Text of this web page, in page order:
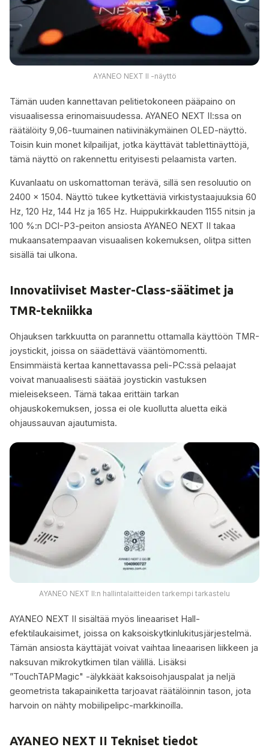
AYANEO NEXT II -näyttö
Tämän uuden kannettavan pelitietokoneen pääpaino on
visuaalisessa erinomaisuudessa. AYANEO NEXT II:ssa on
räätälöity 9,06-tuumainen natiivinäkymäinen OLED-näyttö.
Toisin kuin monet kilpailijat, jotka käyttävät tablettinäyttöjä,
tämä näyttö on rakennettu erityisesti pelaamista varten.
Kuvanlaatu on uskomattoman terävä, sillä sen resoluutio on
2400 x 1504. Näyttö tukee kytkettäviä virkistystaajuuksia 60
Hz, 120 Hz, 144 Hz ja 165 Hz. Huippukirkkauden 1155 nitsin ja
100 %:n DCI-P3-peiton ansiosta AYANEO NEXT II takaa
mukaansatempaavan visuaalisen kokemuksen, olitpa sitten
sisällä tai ulkona.
Innovatiiviset Master-Class-säätimet ja
TMR-tekniikka
Ohjauksen tarkkuutta on parannettu ottamalla käyttöön TMR-
joystickit, joissa on säädettävä vääntömomentti.
Ensimmäistä kertaa kannettavassa peli-PC:ssä pelaajat
voivat manuaalisesti säätää joystickin vastuksen
mieleisekseen. Tämä takaa erittäin tarkan
ohjauskokemuksen, jossa ei ole kuollutta aluetta eikä
ohjaussauvan ajautumista.
AYANEO NEXT II:n hallintalaitteiden tarkempi tarkastelu
AYANEO NEXT II sisältää myös lineaariset Hall-
efektilaukaisimet, joissa on kaksoiskytkinlukitusjärjestelmä.
Tämän ansiosta käyttäjät voivat vaihtaa lineaarisen liikkeen ja
naksuvan mikrokytkimen tilan välillä. Lisäksi
”TouchTAPMagic" -älykkäät kaksoisohjauspalat ja neljä
geometrista takapainiketta tarjoavat räätälöinnin tason, jota
harvoin on nähty mobiilipelipc-markkinoilla.
AYANEO NEXT II Tekniset tiedot